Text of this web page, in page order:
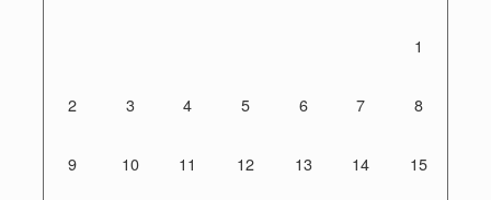
1
2 3 4 5 6 7 8
9 10 11 12 13 14 15